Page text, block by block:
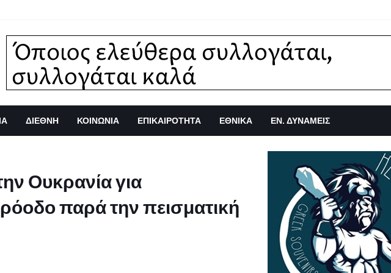
ΔΙΕΘΝΗ ΚΟΙΝΩΝΙΑ ΕΠΙΚΑΙΡΟΤΗΤΑ ΕΘΝΙΚΑ ΕΝ. ΔΥΝΑΜΕΙΣ
Ουκρανία για
παρά την πεισματική